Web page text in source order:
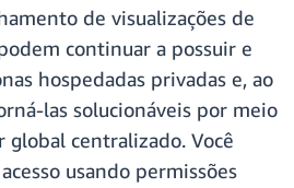
de visualizações de
continuar a possuir e
hospedadas privadas e, ao
las solucionáveis por meio
global centralizado. Você
usando permissões